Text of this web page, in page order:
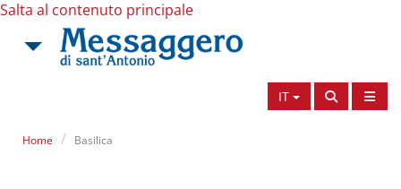
Salta al contenuto principale
IT
Home Basilica